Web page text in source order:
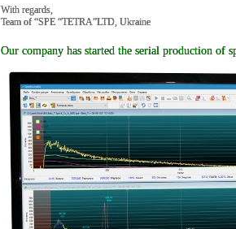
With regards,
Team of “SPE “TETRA”LTD, Ukraine
Our company has started the serial production of